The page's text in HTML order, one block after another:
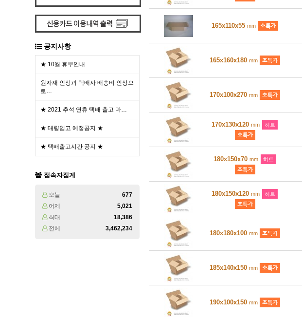
공지사항
★ 10월 휴무안내
원자재 인상과 택배사 배송비 인상으
로…
★ 2021 추석 연휴 택배 출고 마…
★ 대량입고 예정공지 ★
★ 택배출고시간 공지 ★
접속자집계
오늘
677
어제
5,021
최대
18,386
전체
3,462,234
165x110x55 mm
165x160x180 mm
170x100x270 mm
170x130x120 mm 히트
180x150x70 mm 히트
180x150x120 mm 히트
180x180x100 mm
185x140x150 mm
190x100x150 mm